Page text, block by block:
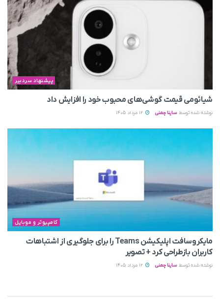
پیشنهاد سردبیر
شیائومی قیمت گوشی‌های محبوب خود را افزایش داد
نوشته شده توسط ساینا چمنی
کامپیوتر و موبایل
مایکروسافت اپلیکیشن Teams را برای جلوگیری از اشتباهات
کاربران بازطراحی کرد + تصویر
نوشته شده توسط ساینا چمنی